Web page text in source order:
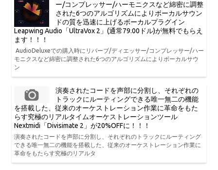
ー/コンプレッサー/ハーモニクスなど綿密に調整
された6つのアルゴリズムによりボーカルサウン
ドの質を迅速に上げるボーカルプラグイン
Leapwing Audio「UltraVox 2」(通常79.00ドル)が無料でもらえ
ます！！！
AudioDeluxeでの購入時にリバーブ/ディエッサー/コンプレッサー/ハー
モニクスなど綿密に調整された6つのアルゴリズムによりボーカルサウ
ン
演奏されたコードを声部に分割し、それぞれの
トラックにルーティングできる唯一無二の機能
を搭載した、従来のオーケストレーション作業に革命をもた
らす究極のリアルタイムオーケストレーションツール
Nextmidi「Divisimate 2」が20%OFFに！！！
演奏されたコードを声部に分割し、それぞれのトラックにルーティング
できる唯一無二の機能を搭載した、従来のオーケストレーション作業に
革命をもたらす究極のリアルタ